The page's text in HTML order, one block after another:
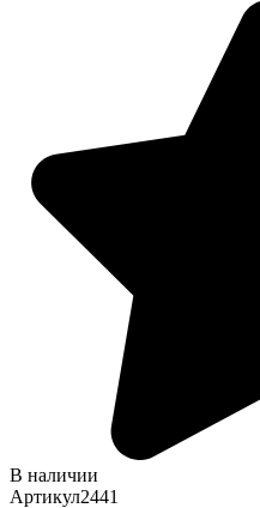
В наличии
Артикул2441